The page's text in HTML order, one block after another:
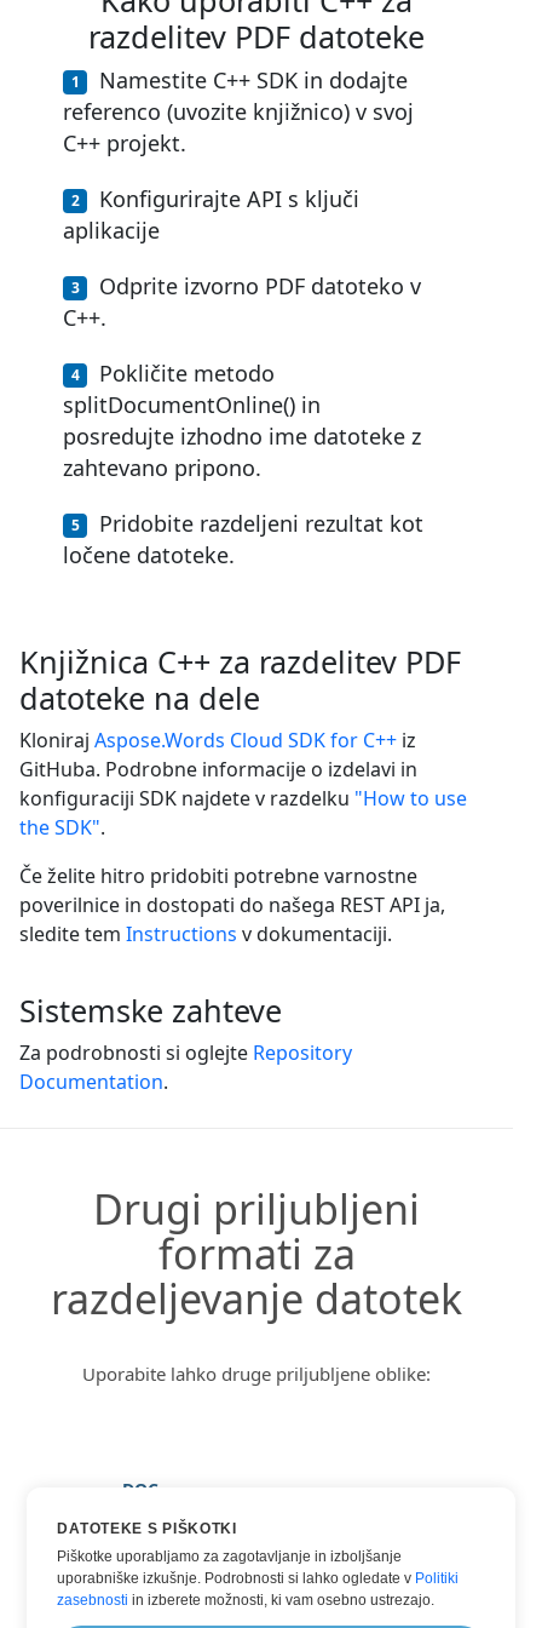
razdelitev PDF datoteke
Namestite C++ SDK in dodajte
referenco (uvozite knjižnico) v svoj
C++ projekt.
Konfigurirajte API s ključi
aplikacije
Odprite izvorno PDF datoteko v
C++.
Pokličite metodo
splitDocumentOnline() in
posredujte izhodno ime datoteke z
zahtevano pripono.
Pridobite razdeljeni rezultat kot
ločene datoteke.
Knjižnica C++ za razdelitev PDF
datoteke na dele
Kloniraj Aspose.Words Cloud SDK for C++ iz
GitHuba. Podrobne informacije o izdelavi in
konfiguraciji SDK najdete v razdelku "How to use
the SDK".
Če želite hitro pridobiti potrebne varnostne
poverilnice in dostopati do našega REST API ja,
sledite tem Instructions v dokumentaciji.
Sistemske zahteve
Za podrobnosti si oglejte Repository
Documentation.
Drugi priljubljeni
formati za
razdeljevanje datotek
Uporabite lahko druge priljubljene oblike:
DOC
DOCX
HTML
TXT
DATOTEKE S PIŠKOTKI
Piškotke uporabljamo za zagotavljanje in izboljšanje
uporabniške izkušnje. Podrobnosti si lahko ogledate v Politiki
zasebnosti in izberete možnosti, ki vam osebno ustrezajo.